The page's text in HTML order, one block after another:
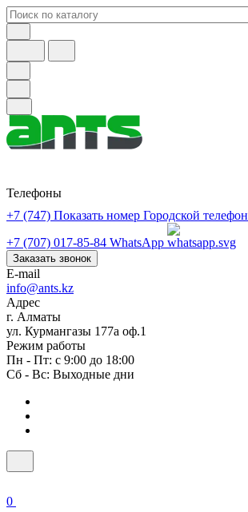
Телефоны
+7 (747) Показать номер Городской телефон
+7 (707) 017-85-84 WhatsApp
Заказать звонок
E-mail
info@ants.kz
Адрес
г. Алматы
ул. Курмангазы 177а оф.1
Режим работы
Пн - Пт: с 9:00 до 18:00
Сб - Вс: Выходные дни
0